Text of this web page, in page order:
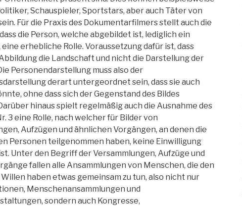
Schauspieler, Sportstars, aber auch Täter von
Für die Praxis des Dokumentarfilmers stellt auch die
die Person, welche abgebildet ist, lediglich ein
erhebliche Rolle. Voraussetzung dafür ist, dass
die Landschaft und nicht die Darstellung der
Personendarstellung muss also der
derart untergeordnet sein, dass sie auch
ohne dass sich der Gegenstand des Bildes
hinaus spielt regelmäßig auch die Ausnahme des
3 eine Rolle, nach welcher für Bilder von
Aufzügen und ähnlichen Vorgängen, an denen die
Personen teilgenommen haben, keine Einwilligung
Unter den Begriff der Versammlungen, Aufzüge und
fallen alle Ansammlungen von Menschen, die den
haben etwas gemeinsam zu tun, also nicht nur
Menschenansammlungen und
sondern auch Kongresse,